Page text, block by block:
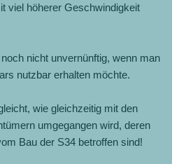
viel höherer Geschwindigkeit
nicht unvernünftig, wenn man
nutzbar erhalten möchte.
wie gleichzeitig mit den
umgegangen wird, deren
Bau der S34 betroffen sind!